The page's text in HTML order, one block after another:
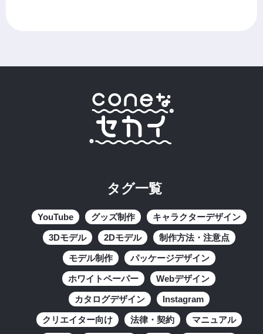
タグ一覧
YouTube グッズ制作 キャラクターデザイン
3Dモデル 2Dモデル 制作方法・注意点
モデル制作 パッケージデザイン
ホワイトペーパー Webデザイン
カタログデザイン Instagram
クリエイター向け 法律・契約 マニュアル